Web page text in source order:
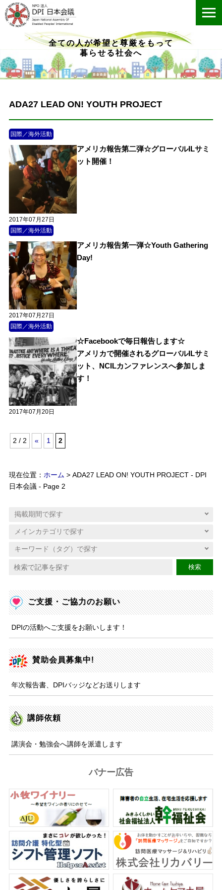
全ての人が希望と尊厳をもって
暮らせる社会へ
ADA27 LEAD ON! YOUTH PROJECT
国際／海外活動
2017年07月27日
アメリカ報告第二弾☆グローバルILサミ
ット開催！
国際／海外活動
2017年07月27日
アメリカ報告第一弾☆Youth Gathering
Day!
国際／海外活動
2017年07月20日
☆Facebookで毎日報告します☆
アメリカで開催されるグローバルILサミ
ット、NCILカンファレンスへ参加しま
す！
2 / 2 « 1 2
現在位置： ホーム > ADA27 LEAD ON! YOUTH PROJECT - DPI
日本会議 - Page 2
検索
ご支援・ご協力のお願い
DPIの活動へご支援をお願いします！
賛助会員募集中!
年次報告書、DPIバッジなどお送りします
講師依頼
講演会・勉強会へ講師を派遣します
バナー広告